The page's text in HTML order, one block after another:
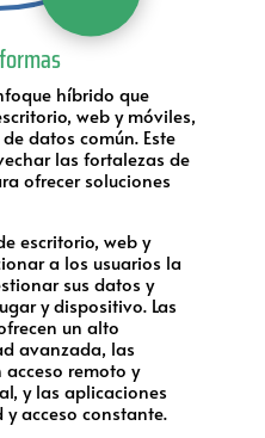
híbrido que
web y móviles,
datos común. Este
las fortalezas de
ofrecer soluciones
escritorio, web y
a los usuarios la
sus datos y
y dispositivo. Las
un alto
avanzada, las
remoto y
y las aplicaciones
acceso constante.